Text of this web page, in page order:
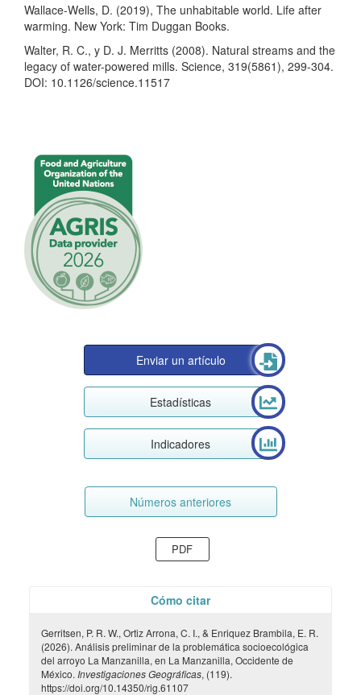
Wallace-Wells, D. (2019), The unhabitable world. Life after
warming. New York: Tim Duggan Books.
Walter, R. C., y D. J. Merritts (2008). Natural streams and the
legacy of water-powered mills. Science, 319(5861), 299-304.
DOI: 10.1126/science.11517
Enviar un artículo
Estadísticas
Indicadores
Números anteriores
PDF
Cómo citar
Gerritsen, P. R. W., Ortiz Arrona, C. I., & Enriquez Brambila, E. R.
(2026). Análisis preliminar de la problemática socioecológica
del arroyo La Manzanilla, en La Manzanilla, Occidente de
México. Investigaciones Geográficas, (119).
https://doi.org/10.14350/rig.61107